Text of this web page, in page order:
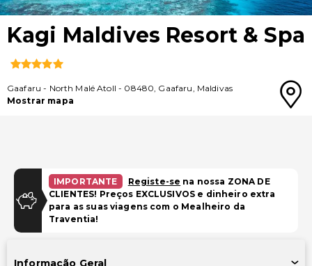
Kagi Maldives Resort & Spa
Gaafaru - North Malé Atoll - 08480, Gaafaru, Maldivas
Mostrar mapa
IMPORTANTE Registe-se na nossa ZONA DE
CLIENTES! Preços EXCLUSIVOS e dinheiro extra
para as suas viagens com o Mealheiro da
Traventia!
Informação Geral